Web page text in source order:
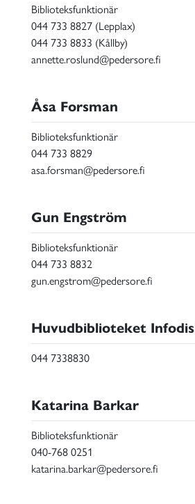
Biblioteksfunktionär
044 733 8827 (Lepplax)
044 733 8833 (Kållby)
annette.roslund@pedersore.fi
Åsa Forsman
Biblioteksfunktionär
044 733 8829
asa.forsman@pedersore.fi
Gun Engström
Biblioteksfunktionär
044 733 8832
gun.engstrom@pedersore.fi
Huvudbiblioteket
044 7338830
Katarina Barkar
Biblioteksfunktionär
040-768 0251
katarina.barkar@pedersore.fi